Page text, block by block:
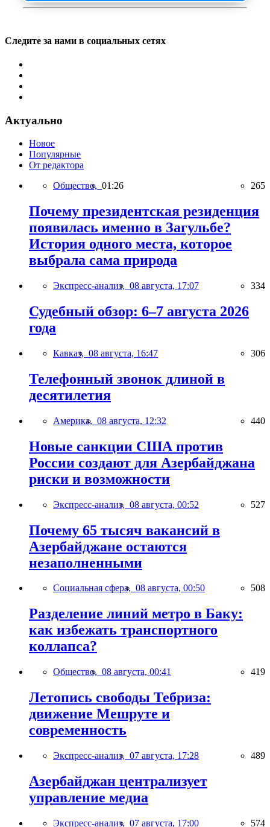
Следите за нами в социальных сетях
Актуально
Новое
Популярные
От редактора
Общество, 01:26 265
Почему президентская резиденция
появилась именно в Загульбе?
История одного места, которое
выбрала сама природа
Экспресс-анализ, 08 августа, 17:07 334
Судебный обзор: 6–7 августа 2026
года
Кавказ, 08 августа, 16:47 306
Телефонный звонок длиной в
десятилетия
Америка, 08 августа, 12:32 440
Новые санкции США против
России создают для Азербайджана
риски и возможности
Экспресс-анализ, 08 августа, 00:52 527
Почему 65 тысяч вакансий в
Азербайджане остаются
незаполненными
Социальная сфера, 08 августа, 00:50 508
Разделение линий метро в Баку:
как избежать транспортного
коллапса?
Общество, 08 августа, 00:41 419
Летопись свободы Тебриза:
движение Мешруте и
современность
Экспресс-анализ, 07 августа, 17:28 489
Азербайджан централизует
управление медиа
Экспресс-анализ, 07 августа, 17:00 574